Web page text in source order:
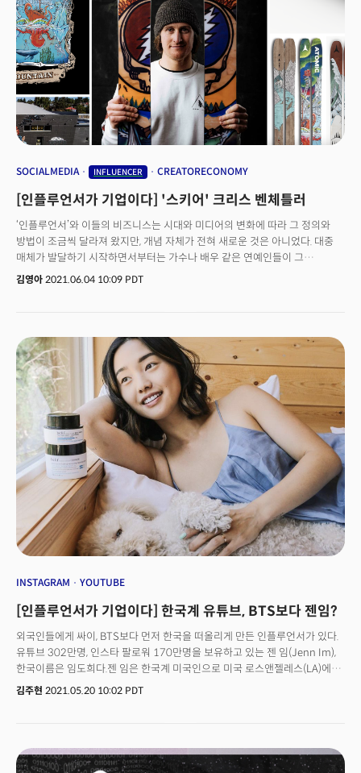
(3)크리에이터를 위한 인센티브 등 3가지다.
SOCIALMEDIA INFLUENCER CREATORECONOMY
[인플루언서가 기업이다] '스키어' 크리스 벤체틀러
‘인플루언서’와 이들의 비즈니스는 시대와 미디어의 변화에 따라 그 정의와
방법이 조금씩 달라져 왔지만, 개념 자체가 전혀 새로운 것은 아니었다. 대중
매체가 발달하기 시작하면서부터는 가수나 배우 같은 연예인들이 그
‘인플루언서'였다. 블로그나 팟캐스트 등 인터넷 콘텐츠 미디어가
유저들을 나타낸다는 인식이 강해졌을 뿐이다.인플루언서의 개념은 크게
달라진 게 없지만, 이들을 둘러싼 경제와 사업은 진화 중이다. 기술과
인플루언서 수익 플랫폼의 발달로 전통적인 수익원이었던 콘텐츠 광고수익과
브랜드 간접광고, 콜라보레이션을 넘어서 본인들의 비즈니스를 만들고 있다.
여러 비즈니스를 런칭한 후 다각화하는 인플루언서도 있다. 오늘은 다양한
비즈니스 모델을 발굴, 하나의 ‘브랜드'로서 성장하고 있는 대표적인
인플루언서인 크리스 벤체틀러(Chris Benchetler)를 소개한다.
김영아 2021.06.04 10:09 PDT
INSTAGRAM YOUTUBE
[인플루언서가 기업이다] 한국계 유튜브, BTS보다 젠임?
외국인들에게 싸이, BTS보다 먼저 한국을 떠올리게 만든 인플루언서가 있다.
유튜브 302만명, 인스타 팔로워 170만명을 보유하고 있는 젠 임(Jenn Im),
한국이름은 임도희다.젠 임은 한국계 미국인으로 미국 로스앤젤레스(LA)에서
뷰티/패션 유튜버 및 인스타그래머로 활동 중인 인플루언서다. 2010년부터
론칭, 2018년 100만달러 이상의 매출을 기록하는 기업으로 성장시키면서
기업가로서 성공 스토리를 만들어냈다. 이 브랜드에는 젠임이 직접 디자인한
김주현 2021.05.20 10:02 PDT